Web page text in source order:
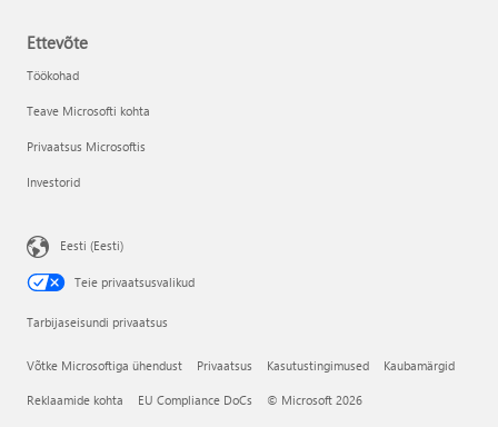
Ettevõte
Töökohad
Teave Microsofti kohta
Privaatsus Microsoftis
Investorid
Eesti (Eesti)
Teie privaatsusvalikud
Tarbijaseisundi privaatsus
Võtke Microsoftiga ühendust Privaatsus Kasutustingimused Kaubamärgid
Reklaamide kohta EU Compliance DoCs © Microsoft 2026